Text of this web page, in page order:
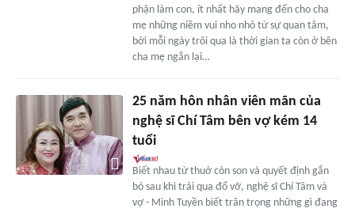
phận làm con, ít nhất hãy mang đến cho cha
mẹ những niềm vui nho nhỏ từ sự quan tâm,
bởi mỗi ngày trôi qua là thời gian ta còn ở bên
cha mẹ ngắn lại…
25 năm hôn nhân viên mãn của
nghệ sĩ Chí Tâm bên vợ kém 14
tuổi
Biết nhau từ thuở còn son và quyết định gắn
bó sau khi trải qua đổ vỡ, nghệ sĩ Chí Tâm và
vợ - Minh Tuyền biết trân trọng những gì đang